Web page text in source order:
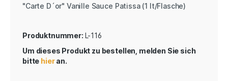
"Carte D´or" Vanille Sauce Patissa (1 lt/Flasche)
Produktnummer: L-116
Um dieses Produkt zu bestellen, melden Sie sich
bitte hieran.